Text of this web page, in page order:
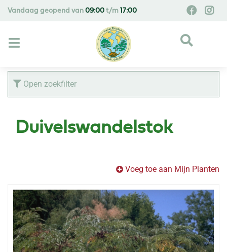
Vandaag geopend van 09:00 t/m 17:00
Open zoekfilter
Duivelswandelstok
Voeg toe aan Mijn Planten